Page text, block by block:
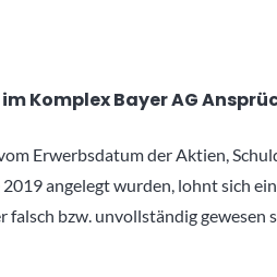
Komplex Bayer AG
Erwerbsdatum der Aktien,
angelegt wurden, lohnt sich
bzw. unvollständig gewesen